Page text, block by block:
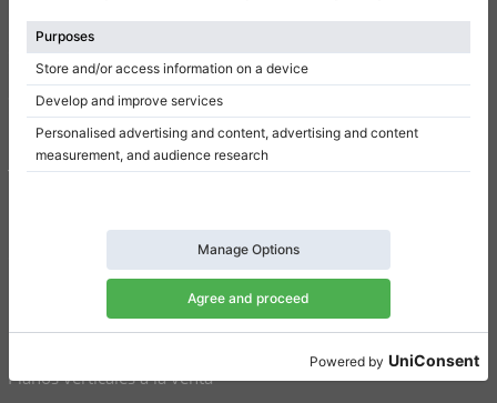
Contacto
Sobre nosotros
Escribir una reseña
Términos de uso
Configuración de consentimiento
Atajos
Pianos verticales a la venta